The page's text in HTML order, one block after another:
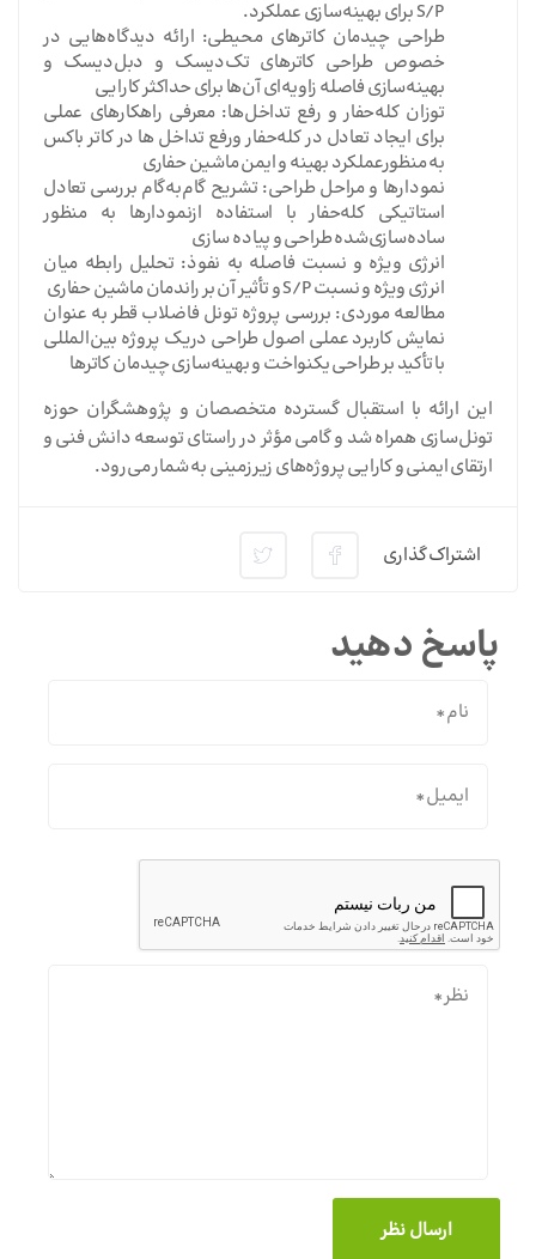
S/P برای بهینه‌سازی عملکرد.
طراحی چیدمان کاترهای محیطی: ارائه دیدگاه‌هایی در
خصوص طراحی کاترهای تک‌دیسک و دبل‌دیسک و
بهینه‌سازی فاصله زاویه‌ای آن‌ها برای حداکثر کارایی
توزان کله‌حفار و رفع تداخل‌ها: معرفی راهکارهای عملی
برای ایجاد تعادل در کله‌حفار ورفع تداخل ها در کاتر باکس
به منظورعملکرد بهینه و ایمن ماشین حفاری
نمودارها و مراحل طراحی: تشریح گام‌به‌گام بررسی تعادل
استاتیکی کله‌حفار با استفاده ازنمودارها به منظور
ساده‌سازی‌شده طراحی و پیاده سازی
انرژی ویژه و نسبت فاصله به نفوذ: تحلیل رابطه میان
انرژی ویژه و نسبت S/P و تأثیر آن بر راندمان ماشین حفاری
مطالعه موردی: بررسی پروژه تونل فاضلاب قطر به عنوان
نمایش کاربرد عملی اصول طراحی دریک پروژه بین‌المللی
با تأکید بر طراحی یکنواخت و بهینه‌سازی چیدمان کاترها
این ارائه با استقبال گسترده متخصصان و پژوهشگران حوزه
تونل‌سازی همراه شد و گامی مؤثر در راستای توسعه دانش فنی و
ارتقای ایمنی و کارایی پروژه‌های زیرزمینی به شمار می‌رود.
اشتراک گذاری
پاسخ دهید